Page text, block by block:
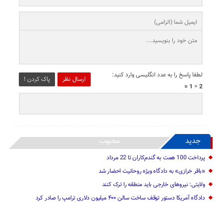
ارسال نظر پاک کردن !
لطفا پاسخ را به عدد انگلیسی وارد کنید:
2 × 1 =
جدید محبوب
پرداخت 100 همت به گندم‌کاران تا 22 مرداد
«باقر خرازی» به دادگاه ویژه روحانیت احضار شد
ولایتی: نیرو‌های خارجی باید منطقه را ترک کنند
دادگاه آمریکا دستور توقف ساخت سالن ۴۰۰ میلیون دلاری ترامپ را صادر کرد